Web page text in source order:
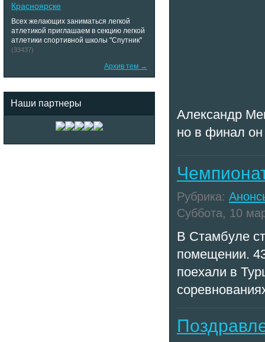
Красноярске
Всех желающих заниматься легкой
атлетикой приглашаем в секцию легкой
атлетики спортивной школы "Спутник"
(33437)
Архив тем →
Наши партнеры
Александр
но в финал
Рубрика:
Суббота, 10
В Стамбуле
помещении.
поехали в